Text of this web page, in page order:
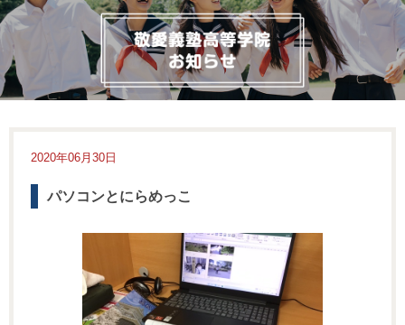
2020年06月30日
パソコンとにらめっこ